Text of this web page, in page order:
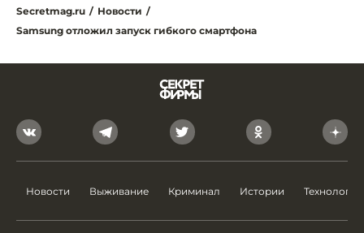
Secretmag.ru / Новости /
Samsung отложил запуск гибкого смартфона
Новости Выживание Криминал Истории Технологии